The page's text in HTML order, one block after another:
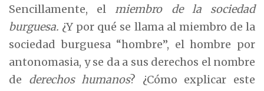
Sencillamente, el miembro de la sociedad
burguesa. ¿Y por qué se llama al miembro de la
sociedad burguesa “hombre”, el hombre por
antonomasia, y se da a sus derechos el nombre
de derechos humanos? ¿Cómo explicar este